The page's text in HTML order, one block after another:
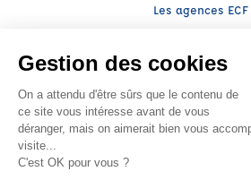
Les agences ECF
Nos Formations
Permis B
Permis B boîte
Stage de récupération